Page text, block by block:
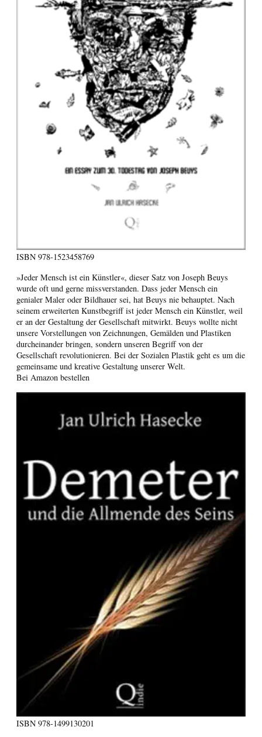
ISBN 978-1523458769
»Jeder Mensch ist ein Künstler«, dieser Satz von Joseph Beuys
wurde oft und gerne missverstanden. Dass jeder Mensch ein
genialer Maler oder Bildhauer sei, hat Beuys nie behauptet. Nach
seinem erweiterten Kunstbegriff ist jeder Mensch ein Künstler, weil
er an der Gestaltung der Gesellschaft mitwirkt. Beuys wollte nicht
unsere Vorstellungen von Zeichnungen, Gemälden und Plastiken
durcheinander bringen, sondern unseren Begriff von der
Gesellschaft revolutionieren. Bei der Sozialen Plastik geht es um die
gemeinsame und kreative Gestaltung unserer Welt.
Bei Amazon bestellen
ISBN 978-1499130201